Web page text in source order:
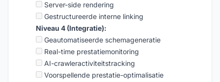
Server-side rendering
Gestructureerde interne linking
Niveau 4 (Integratie):
Geautomatiseerde schemageneratie
Real-time prestatiemonitoring
AI-crawleractiviteitstracking
Voorspellende prestatie-optimalisatie